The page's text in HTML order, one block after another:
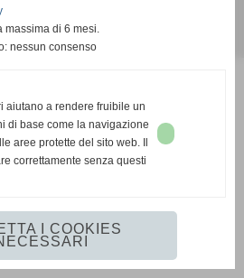
siti web www.sitoper.it
massima di 6 mesi.
nessun consenso
aiutano a rendere fruibile un
di base come la navigazione
aree protette del sito web. Il
correttamente senza questi
I COOKIES